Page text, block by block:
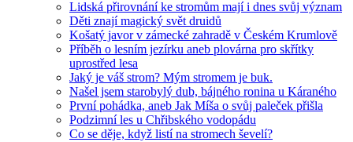
Lidská přirovnání ke stromům mají i dnes svůj význam
Děti znají magický svět druidů
Košatý javor v zámecké zahradě v Českém Krumlově
Příběh o lesním jezírku aneb plovárna pro skřítky
uprostřed lesa
Jaký je váš strom? Mým stromem je buk.
Našel jsem starobylý dub, bájného ronina u Káraného
První pohádka, aneb Jak Míša o svůj paleček přišla
Podzimní les u Chřibského vodopádu
Co se děje, když listí na stromech ševelí?